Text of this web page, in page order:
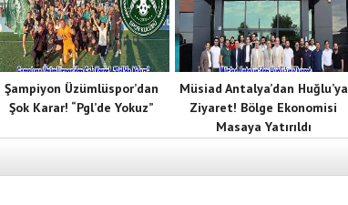
Şampiyon Üzümlüspor’dan
Şok Karar! “Pgl’de Yokuz”
Müsiad Antalya’dan Huğlu’ya
Ziyaret! Bölge Ekonomisi
Masaya Yatırıldı